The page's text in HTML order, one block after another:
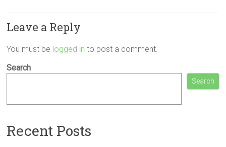
Leave a Reply
You must be logged in to post a comment.
Search
Search
Recent Posts